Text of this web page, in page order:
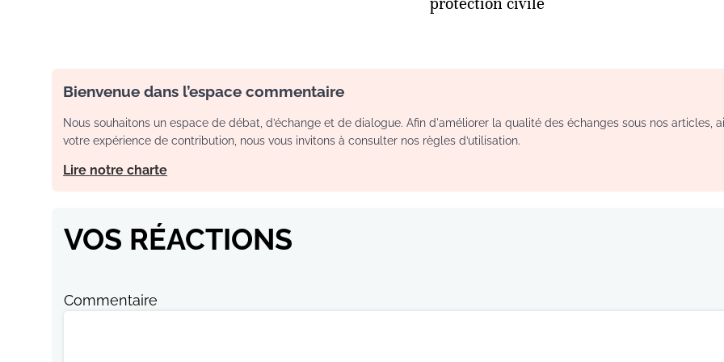
Bienvenue dans l’espace commentaire
Nous souhaitons un espace de débat, d’échange et de dialogue. Afin d'améliorer la qualité des échanges sous nos articles,
votre expérience de contribution, nous vous invitons à consulter nos règles d’utilisation.
Lire notre charte
VOS RÉACTIONS
Commentaire